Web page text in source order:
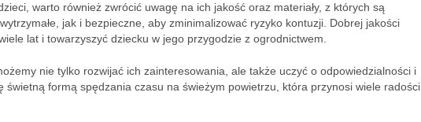
warto również zwrócić uwagę na ich jakość oraz materiały, z których są
jak i bezpieczne, aby zminimalizować ryzyko kontuzji. Dobrej jakości
lat i towarzyszyć dziecku w jego przygodzie z ogrodnictwem.
nie tylko rozwijać ich zainteresowania, ale także uczyć o odpowiedzialności i
formą spędzania czasu na świeżym powietrzu, która przynosi wiele radości